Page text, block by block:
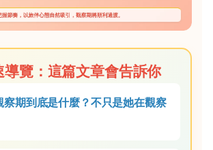
導覽：這篇文章會告訴你
察期到底是什麼？不只是她在觀察